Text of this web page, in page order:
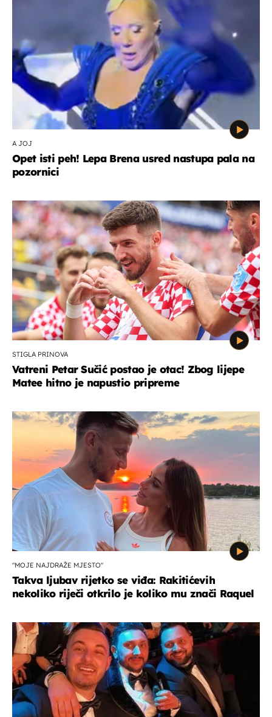
A JOJ
Opet isti peh! Lepa Brena usred nastupa pala na
pozornici
STIGLA PRINOVA
Vatreni Petar Sučić postao je otac! Zbog lijepe
Matee hitno je napustio pripreme
"MOJE NAJDRAŽE MJESTO"
Takva ljubav rijetko se viđa: Rakitićevih
nekoliko riječi otkrilo je koliko mu znači Raquel